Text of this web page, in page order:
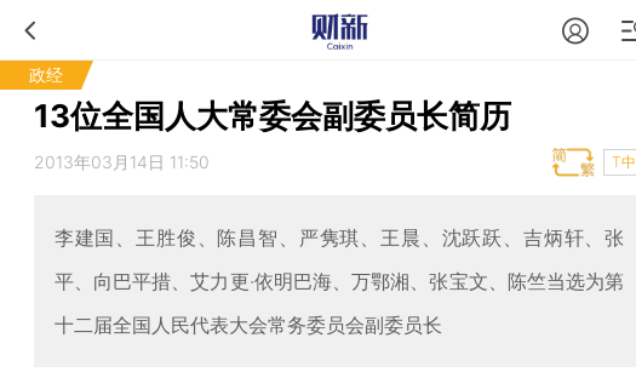
政经
13位全国人大常委会副委员长简历
2013年03月14日 11:50 T中
李建国、王胜俊、陈昌智、严隽琪、王晨、沈跃跃、吉炳轩、张
平、向巴平措、艾力更·依明巴海、万鄂湘、张宝文、陈竺当选为第
十二届全国人民代表大会常务委员会副委员长